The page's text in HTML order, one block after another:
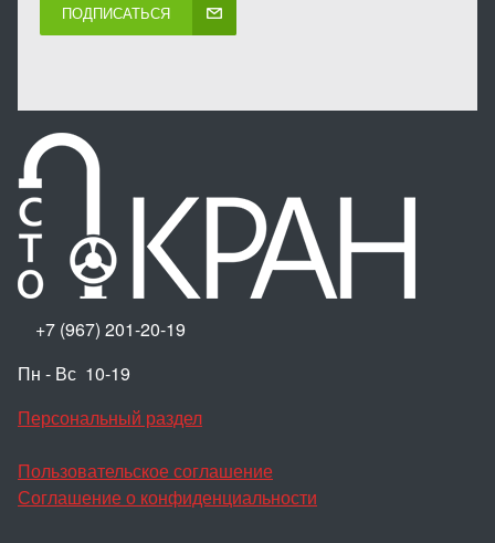
ПОДПИСАТЬСЯ
+7 (967) 201-20-19
Пн - Вс 10-19
Персональный раздел
Пользовательское соглашение
Соглашение о конфиденциальности